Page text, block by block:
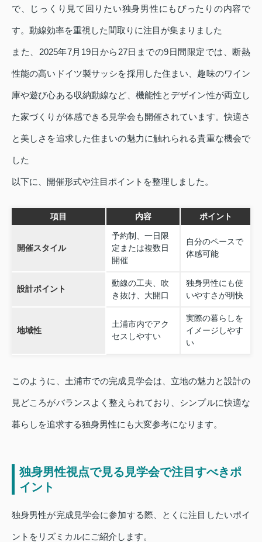
で、じっくり見て回りたい独身男性にもぴったりの内容で
す。動線効率を重視した間取りに注目が集まりました
また、2025年7月19日から27日までの9日間限定では、断熱
性能の高いドイツ製サッシを採用した住まい、趣味のワイン
庫や遊び心ある収納動線など、機能性とデザイン性が両立し
た家づくりが体感できる見学会も開催されています。快適さ
と美しさを追求した住まいの魅力に触れられる貴重な機会で
した
以下に、開催形式や注目ポイントを整理しました。
項目 内容 ポイント
開催スタイル
予約制、一日限
定または複数日
開催
自分のペースで
体感可能
設計ポイント
動線の工夫、吹
き抜け、大開口
独身男性にも使
いやすさが明快
地域性
土浦市内でアク
セスしやすい
実際の暮らしを
イメージしやす
い
このように、土浦市での完成見学会は、立地の魅力と設計の
見どころがバランスよく整えられており、シンプルに快適な
暮らしを追求する独身男性にも大変参考になります。
独身男性視点で見る見学会で注目すべきポ
イント
独身男性が完成見学会に参加する際、とくに注目したいポイ
ントをリズミカルにご紹介します。